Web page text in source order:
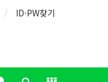
ID·PW찾기